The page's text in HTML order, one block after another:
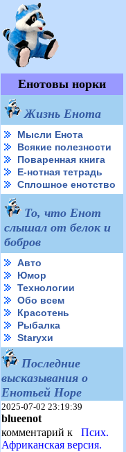
Енотовы норки
Жизнь Енота
Мысли Енота
Всякие полезности
Поваренная книга
Е-нотная тетрадь
Сплошное енотство
То, что Енот
слышал от белок и
бобров
Авто
Юмор
Технологии
Обо всем
Красотень
Рыбалка
Starухи
Последние
высказывания о
Енотьей Норе
2025-07-02 23:19:39
blueenot
комментарий к Псих.
Африканская версия.